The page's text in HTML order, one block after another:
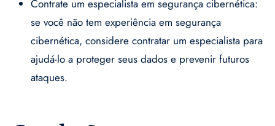
Contrate um especialista em segurança cibernética:
se você não tem experiência em segurança
cibernética, considere contratar um especialista para
ajudá-lo a proteger seus dados e prevenir futuros
ataques.